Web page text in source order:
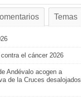
Temas
el cáncer 2026
Andévalo acogen a
de la Cruces desalojados